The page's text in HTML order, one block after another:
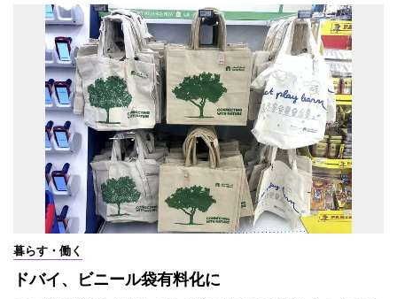
暮らす・働く
ドバイ、ビニール袋有料化に